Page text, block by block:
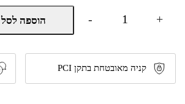
-
כמות
משחזת
נטענת
BrushLess
18V
-
+ הוספה לסל
קניה מאובטחת בתקן PCI